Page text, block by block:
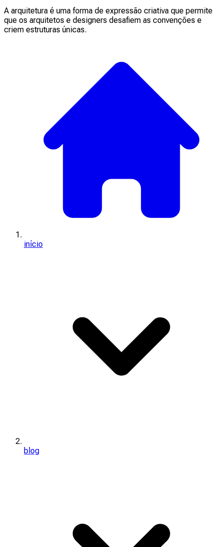
A arquitetura é uma forma de expressão criativa que permite
que os arquitetos e designers desafiem as convenções e
criem estruturas únicas.
início
blog